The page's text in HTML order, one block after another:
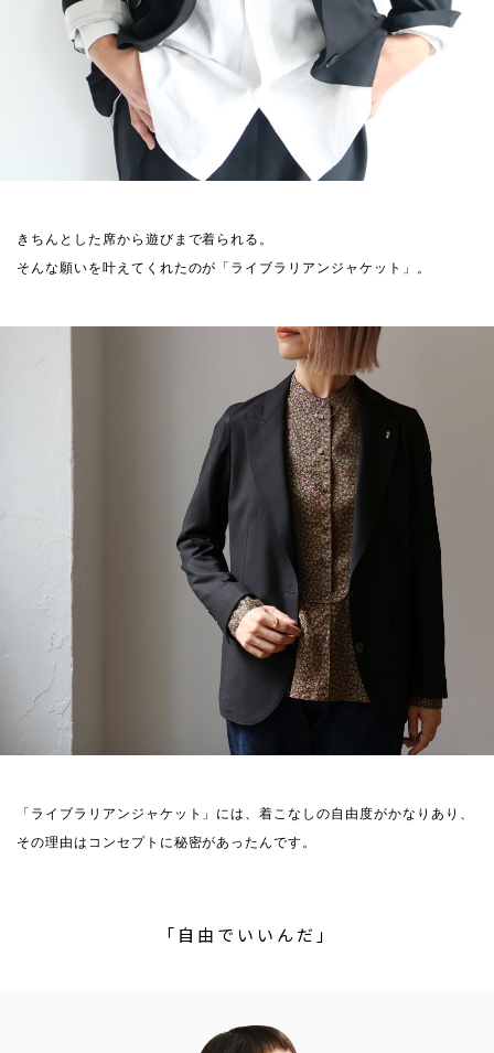
きちんとした席から遊びまで着られる。
そんな願いを叶えてくれたのが「ライブラリアンジャケット」。
「ライブラリアンジャケット」には、着こなしの自由度がかなりあり、
その理由はコンセプトに秘密があったんです。
「自由でいいんだ」